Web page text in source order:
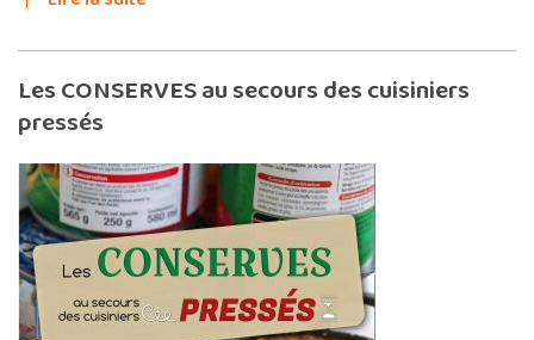
Les CONSERVES au secours des cuisiniers
pressés